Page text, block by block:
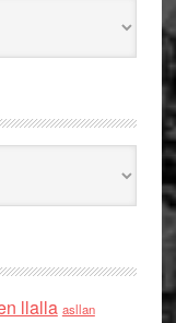
llalla asllan